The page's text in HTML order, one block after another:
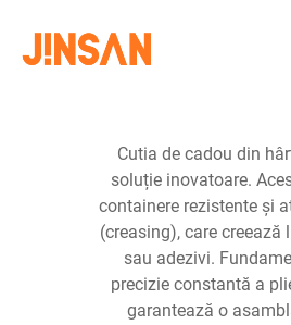
Cutia de cadou din
soluție inovatoare.
containere rezistente și
(creasing), care
sau adezivi.
precizie constantă a
garantează o